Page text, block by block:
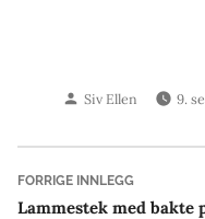
Skrevet
Siv Ellen 9.
FORRIGE INNLEGGForrige
innlegg:
Lammestek med bakte